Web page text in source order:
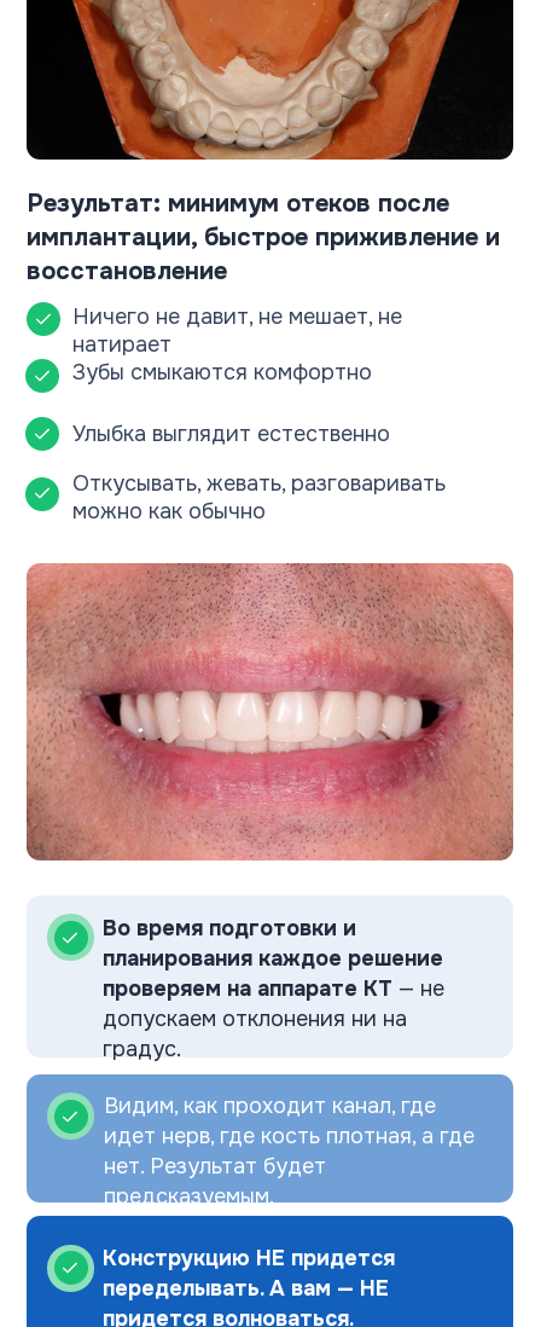
Во время подготовки и
планирования каждое решение
проверяем на аппарате КТ
допускаем отклонения ни на
градус.
Видим, как проходит канал, где
нет. Результат будет
предсказуемым.
Конструкцию НЕ придется
переделывать. А вам — НЕ
придется волноваться.
Рассчитайте стоимость
Вашей имплантации
и получите БЕСПЛАТНО